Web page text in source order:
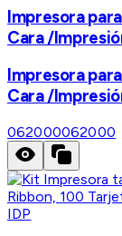
Impresora
Cara /
Impresora
Cara /
062000062000
IDP